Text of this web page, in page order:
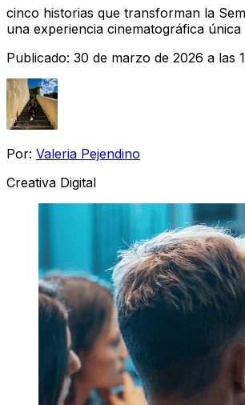
cinco historias que transforman la
una experiencia cinematográfica única
Publicado: 30 de marzo de 2026 a las
Por: Valeria Pejendino
Creativa Digital